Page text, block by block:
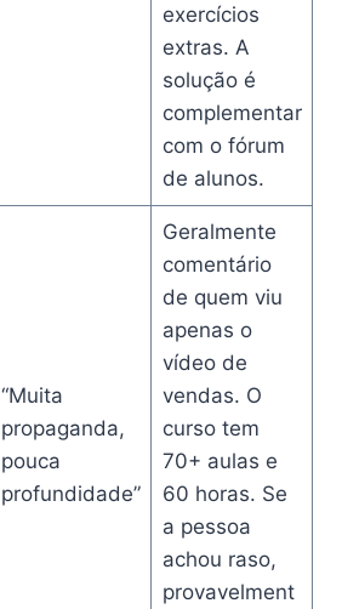
exercícios
extras. A
solução é
complementar
com o fórum
de alunos.
“Muita
propaganda,
pouca
profundidade”
Geralmente
comentário
de quem viu
apenas o
vídeo de
vendas. O
curso tem
70+ aulas e
60 horas. Se
a pessoa
achou raso,
provavelment